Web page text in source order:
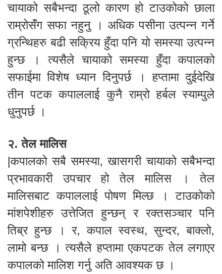
चायाको सबैभन्दा ठूलो कारण हो टाउकोको छाला
राम्रोसँग सफा नहुनु । अधिक पसीना उत्पन्न गर्ने
ग्रन्थिहरु बढी सक्रिय हुँदा पनि यो समस्या उत्पन्न
हुन्छ । त्यसैले चायाको समस्या हुँदा कपालको
सफाईमा विशेष ध्यान दिनुपर्छ । हप्तामा दुईदेखि
तीन पटक कपाललाई कुनै राम्रो हर्बल स्याम्पुले
धुनुपर्छ ।
२. तेल मालिस
|कपालको सबै समस्या, खासगरी चायाको सबैभन्दा
प्रभावकारी उपचार हो तेल मालिस । तेल
मालिसबाट कपाललाई पोषण मिल्छ । टाउकोको
मांशपेशीहरु उत्तेजित हुन्छन् र रक्तसञ्चार पनि
तिब्र हुन्छ । र, कपाल स्वस्थ, सुन्दर, बाक्लो,
लामो बन्छ । त्यसैले हप्तामा एकपटक तेल लगाएर
कपालको मालिश गर्नु अति आवश्यक छ ।